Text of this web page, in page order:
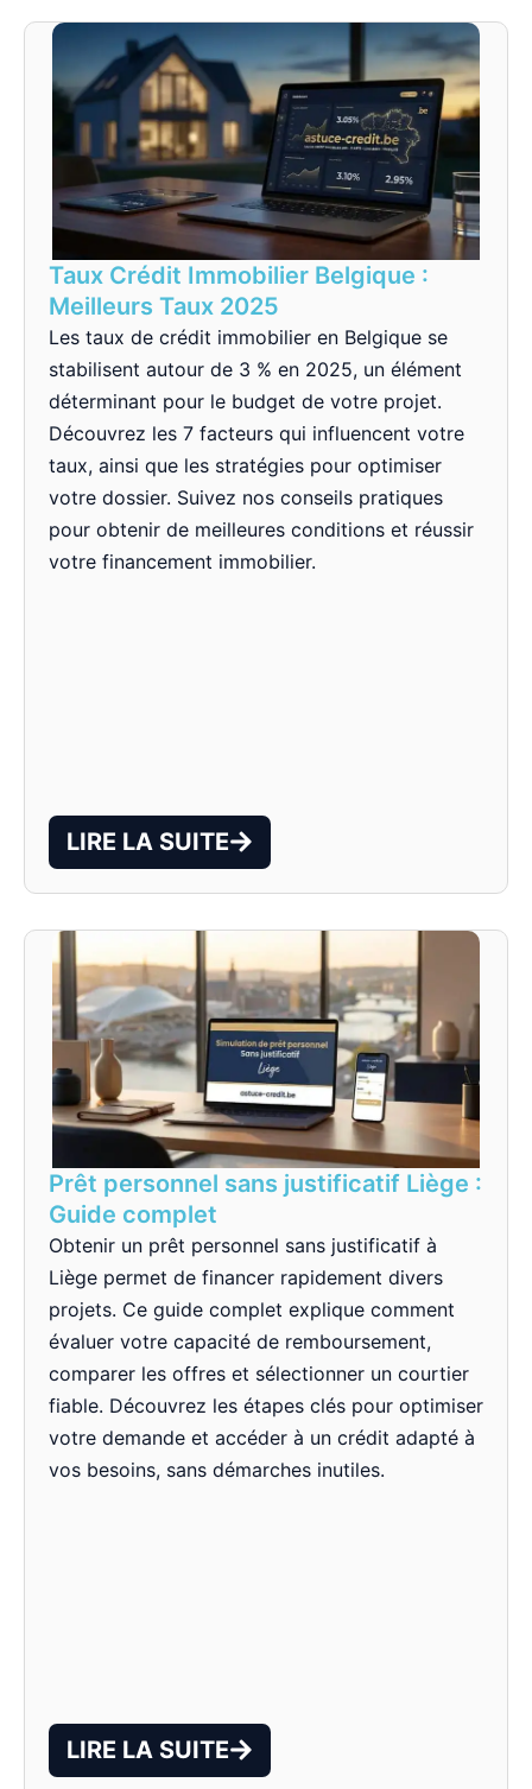
Taux Crédit Immobilier Belgique :
Meilleurs Taux 2025
Les taux de crédit immobilier en Belgique se
stabilisent autour de 3 % en 2025, un élément
déterminant pour le budget de votre projet.
Découvrez les 7 facteurs qui influencent votre
taux, ainsi que les stratégies pour optimiser
votre dossier. Suivez nos conseils pratiques
pour obtenir de meilleures conditions et réussir
votre financement immobilier.
LIRE LA SUITE
Prêt personnel sans justificatif Liège :
Guide complet
Obtenir un prêt personnel sans justificatif à
Liège permet de financer rapidement divers
projets. Ce guide complet explique comment
évaluer votre capacité de remboursement,
comparer les offres et sélectionner un courtier
fiable. Découvrez les étapes clés pour optimiser
votre demande et accéder à un crédit adapté à
vos besoins, sans démarches inutiles.
LIRE LA SUITE